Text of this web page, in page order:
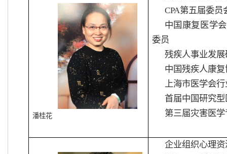
潘桂花
CPA第五届委员
中国康复医学
委员
残疾人事业发
中国残疾人康
上海市医学会
首届中国研究
第三届灾害医
企业组织心理